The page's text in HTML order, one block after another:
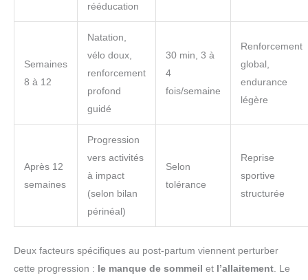
rééducation
Semaines
8 à 12
Natation,
vélo doux,
renforcement
profond
guidé
30 min, 3 à
4
fois/semaine
Renforcement
global,
endurance
légère
Après 12
semaines
Progression
vers activités
à impact
(selon bilan
périnéal)
Selon
tolérance
Reprise
sportive
structurée
Deux facteurs spécifiques au post-partum viennent perturber
cette progression : le manque de sommeil et l’allaitement. Le